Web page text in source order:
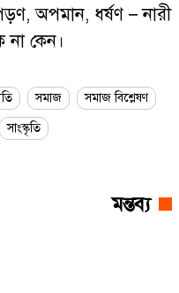
অপমান, ধর্ষণ – নারী
কেন।
সমাজ
সমাজ বিশ্লেষণ
সাংস্কৃতি
মন্তব্য